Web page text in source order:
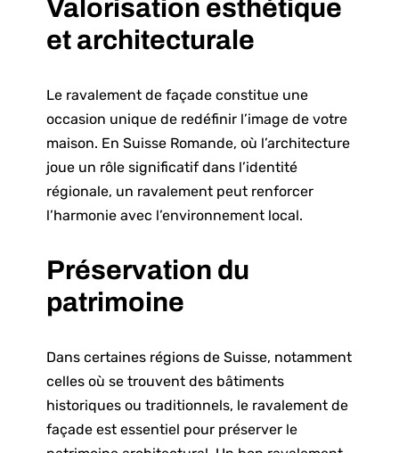
Valorisation esthétique
et architecturale
Le ravalement de façade constitue une
occasion unique de redéfinir l’image de votre
maison. En Suisse Romande, où l’architecture
joue un rôle significatif dans l’identité
régionale, un ravalement peut renforcer
l’harmonie avec l’environnement local.
Préservation du
patrimoine
Dans certaines régions de Suisse, notamment
celles où se trouvent des bâtiments
historiques ou traditionnels, le ravalement de
façade est essentiel pour préserver le